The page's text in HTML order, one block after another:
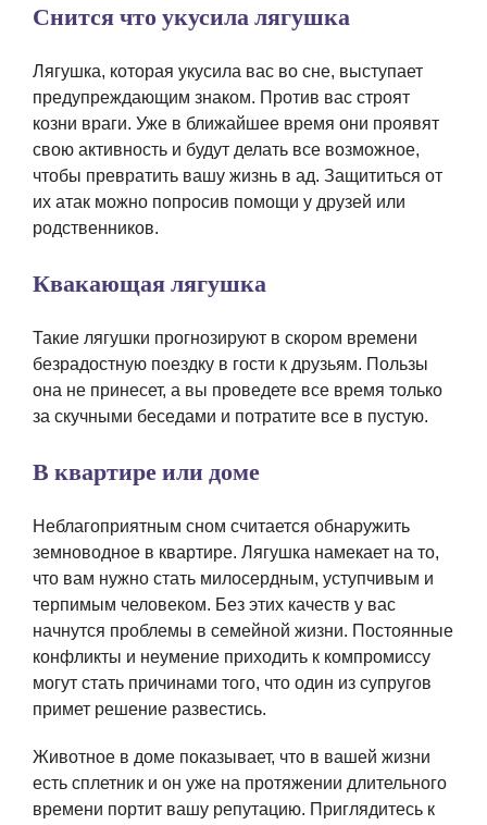
Снится что укусила лягушка
Лягушка, которая укусила вас во сне, выступает
предупреждающим знаком. Против вас строят
козни враги. Уже в ближайшее время они проявят
свою активность и будут делать все возможное,
чтобы превратить вашу жизнь в ад. Защититься от
их атак можно попросив помощи у друзей или
родственников.
Квакающая лягушка
Такие лягушки прогнозируют в скором времени
безрадостную поездку в гости к друзьям. Пользы
она не принесет, а вы проведете все время только
за скучными беседами и потратите все в пустую.
В квартире или доме
Неблагоприятным сном считается обнаружить
земноводное в квартире. Лягушка намекает на то,
что вам нужно стать милосердным, уступчивым и
терпимым человеком. Без этих качеств у вас
начнутся проблемы в семейной жизни. Постоянные
конфликты и неумение приходить к компромиссу
могут стать причинами того, что один из супругов
примет решение развестись.
Животное в доме показывает, что в вашей жизни
есть сплетник и он уже на протяжении длительного
времени портит вашу репутацию. Приглядитесь к